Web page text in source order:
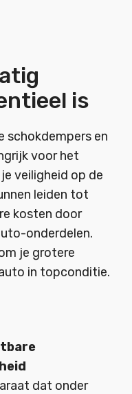
is
schokdempers en
voor het
veiligheid op de
leiden tot
kosten door
onderdelen.
je grotere
in topconditie.
dat onder